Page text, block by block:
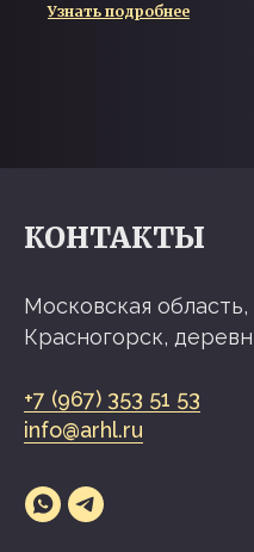
Узнать подробнее
КОНТАКТЫ
Московская
Красногорск,
+7 (967) 353 51 53
info@arhl.ru